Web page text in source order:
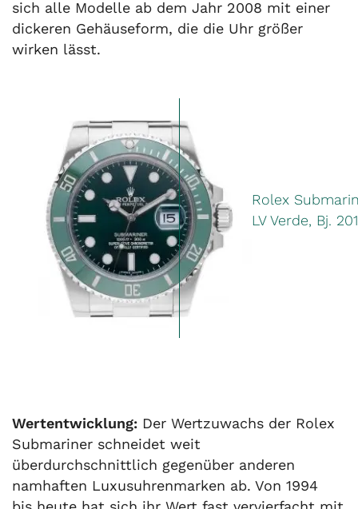
sich alle Modelle ab dem Jahr 2008 mit einer
dickeren Gehäuseform, die die Uhr größer
wirken lässt.
Rolex
LV Verde, Bj.
Wertentwicklung: Der Wertzuwachs der Rolex
Submariner schneidet weit
überdurchschnittlich gegenüber anderen
namhaften Luxusuhrenmarken ab. Von 1994